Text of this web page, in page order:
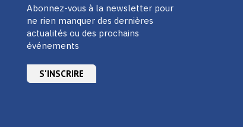
Abonnez-vous à la newsletter pour
ne rien manquer des dernières
actualités ou des prochains
événements
S'INSCRIRE